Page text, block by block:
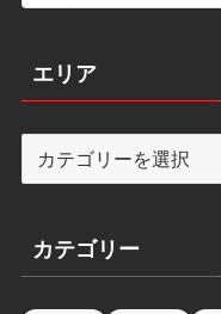
エリア
リ
カテゴリー